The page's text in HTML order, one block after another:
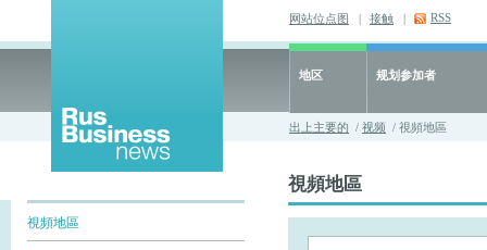
网站位点图 | 接触 | RSS
地区 规划参加者
出上主要的 / 视频 / 視頻地區
視頻地區
視頻地區